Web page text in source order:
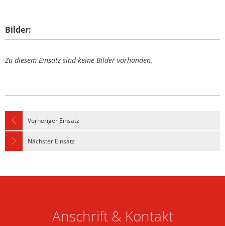
Bilder:
Zu diesem Einsatz sind keine Bilder vorhanden.
Vorheriger Einsatz
Nächster Einsatz
Anschrift & Kontakt